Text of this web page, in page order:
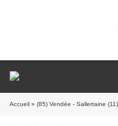
Accueil » (85) Vendée - Sallertaine